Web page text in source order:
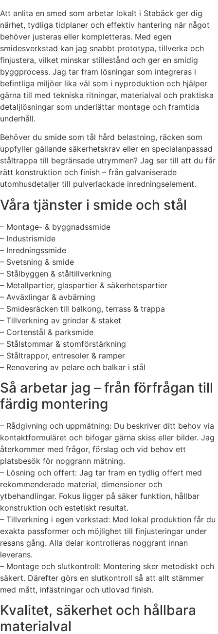
Att anlita en smed som arbetar lokalt i Stabäck ger dig
närhet, tydliga tidplaner och effektiv hantering när något
behöver justeras eller kompletteras. Med egen
smidesverkstad kan jag snabbt prototypa, tillverka och
finjustera, vilket minskar stillestånd och ger en smidig
byggprocess. Jag tar fram lösningar som integreras i
befintliga miljöer lika väl som i nyproduktion och hjälper
gärna till med tekniska ritningar, materialval och praktiska
detaljlösningar som underlättar montage och framtida
underhåll.
Behöver du smide som tål hård belastning, räcken som
uppfyller gällande säkerhetskrav eller en specialanpassad
ståltrappa till begränsade utrymmen? Jag ser till att du får
rätt konstruktion och finish – från galvaniserade
utomhusdetaljer till pulverlackade inredningselement.
Våra tjänster i smide och stål
– Montage- & byggnadssmide
– Industrismide
– Inredningssmide
– Svetsning & smide
– Stålbyggen & ståltillverkning
– Metallpartier, glaspartier & säkerhetspartier
– Avväxlingar & avbärning
– Smidesräcken till balkong, terrass & trappa
– Tillverkning av grindar & staket
– Cortenstål & parksmide
– Stålstommar & stomförstärkning
– Ståltrappor, entresoler & ramper
– Renovering av pelare och balkar i stål
Så arbetar jag – från förfrågan till
färdig montering
– Rådgivning och uppmätning: Du beskriver ditt behov via
kontaktformuläret och bifogar gärna skiss eller bilder. Jag
återkommer med frågor, förslag och vid behov ett
platsbesök för noggrann mätning.
– Lösning och offert: Jag tar fram en tydlig offert med
rekommenderade material, dimensioner och
ytbehandlingar. Fokus ligger på säker funktion, hållbar
konstruktion och estetiskt resultat.
– Tillverkning i egen verkstad: Med lokal produktion får du
exakta passformer och möjlighet till finjusteringar under
resans gång. Alla delar kontrolleras noggrant innan
leverans.
– Montage och slutkontroll: Montering sker metodiskt och
säkert. Därefter görs en slutkontroll så att allt stämmer
med mått, infästningar och utlovad finish.
Kvalitet, säkerhet och hållbara
materialval